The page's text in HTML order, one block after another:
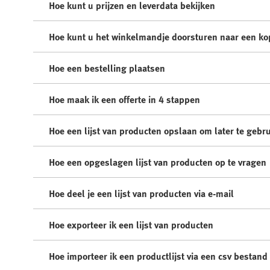
Hoe kunt u prijzen en leverdata bekijken
Hoe kunt u het winkelmandje doorsturen naar een
Hoe een bestelling plaatsen
Hoe maak ik een offerte in 4 stappen
Hoe een lijst van producten opslaan om later te
Hoe een opgeslagen lijst van producten op te vragen
Hoe deel je een lijst van producten via e-mail
Hoe exporteer ik een lijst van producten
Hoe importeer ik een productlijst via een csv bestand